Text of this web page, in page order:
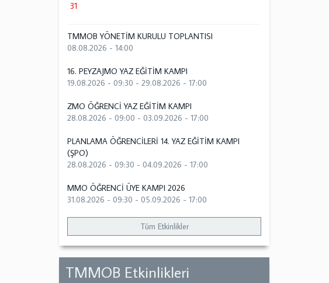
31
TMMOB YÖNETİM KURULU TOPLANTISI
08.08.2026 - 14:00
16. PEYZAJMO YAZ EĞİTİM KAMPI
19.08.2026 - 09:30 -29.08.2026 - 17:00
ZMO ÖĞRENCİ YAZ EĞİTİM KAMPI
28.08.2026 - 09:00 -03.09.2026 - 17:00
PLANLAMA ÖĞRENCİLERİ 14. YAZ EĞİTİM KAMPI
(ŞPO)
28.08.2026 - 09:30 -04.09.2026 - 17:00
MMO ÖĞRENCİ ÜYE KAMPI 2026
31.08.2026 - 09:30 -05.09.2026 - 17:00
Tüm Etkinlikler
TMMOB Etkinlikleri